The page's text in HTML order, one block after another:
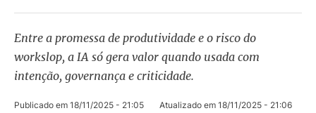
Entre a promessa de produtividade e o risco do
workslop, a IA só gera valor quando usada com
intenção, governança e criticidade.
Publicado em 18/11/2025 - 21:05 Atualizado em 18/11/2025 - 21:06